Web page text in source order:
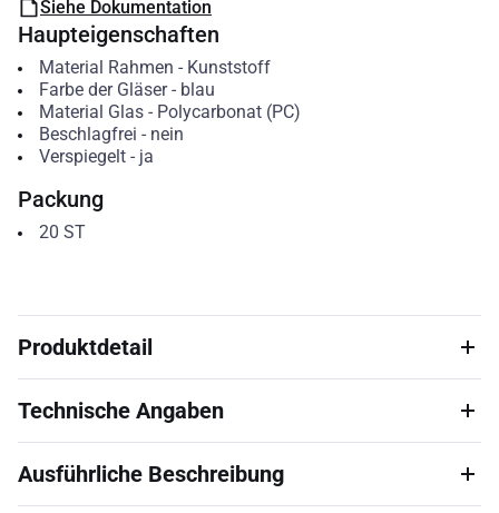
Siehe Dokumentation
Haupteigenschaften
Material Rahmen - Kunststoff
Farbe der Gläser- blau
Material Glas- Polycarbonat (PC)
Beschlagfrei - nein
Verspiegelt- ja
Packung
20 ST
Produktdetail
Technische Angaben
Ausführliche Beschreibung